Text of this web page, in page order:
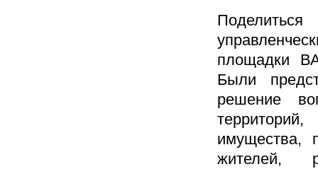
площадки
Были
решение
имущества,
жителей,